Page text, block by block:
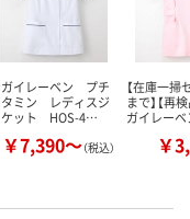
カ
ガイレーベン プチ
タミン レディスジ
ケット HOS-4…
￥7,390～（税込）
【在庫一掃
まで】【再
ガイレー
￥